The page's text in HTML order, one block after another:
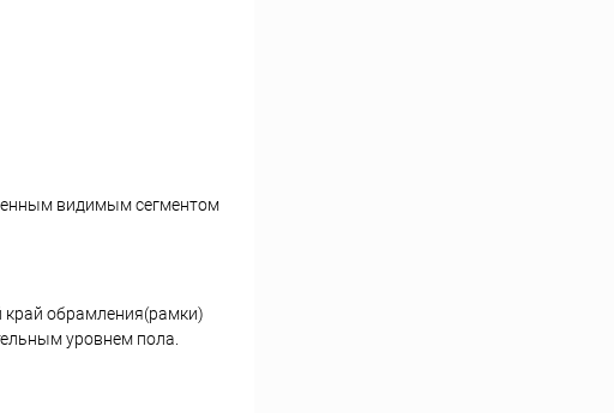
видимым сегментом
край обрамления(рамки)
уровнем пола.